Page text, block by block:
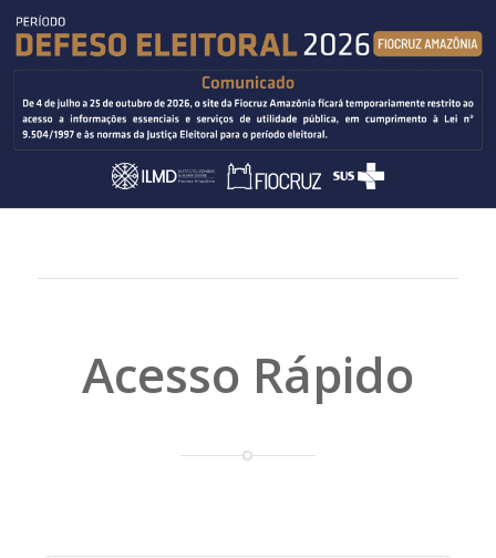
Acesso Rápido